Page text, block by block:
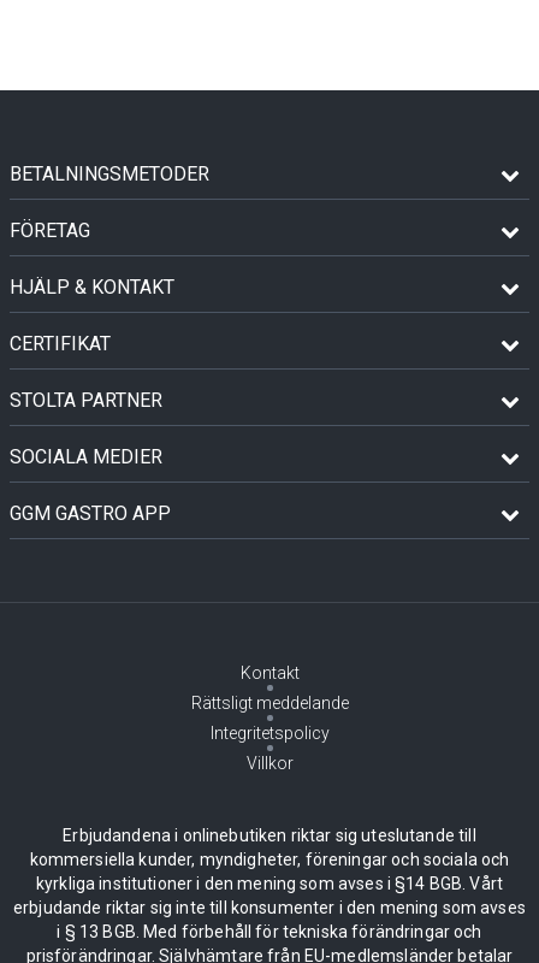
BETALNINGSMETODER
FÖRETAG
HJÄLP & KONTAKT
CERTIFIKAT
STOLTA PARTNER
SOCIALA MEDIER
GGM GASTRO APP
Kontakt
Rättsligt meddelande
Integritetspolicy
Villkor
Erbjudandena i onlinebutiken riktar sig uteslutande till
kommersiella kunder, myndigheter, föreningar och sociala och
kyrkliga institutioner i den mening som avses i §14 BGB. Vårt
erbjudande riktar sig inte till konsumenter i den mening som avses
i § 13 BGB. Med förbehåll för tekniska förändringar och
prisförändringar. Självhämtare från EU-medlemsländer betalar